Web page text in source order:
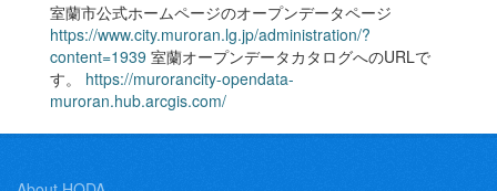
室蘭市公式ホームページのオープンデータページ
https://www.city.muroran.lg.jp/administration/?
content=1939 室蘭オープンデータカタログへのURLで
す。 https://murorancity-opendata-
muroran.hub.arcgis.com/